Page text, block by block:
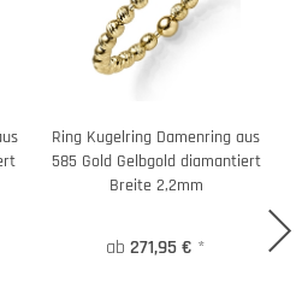
Ring Kugelring Damenring aus
585 Gold Gelbgold diamantiert
Breite 2,2mm
ab 271,95 € *